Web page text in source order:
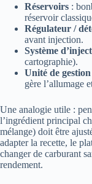
Réservoirs :
réservoir
Régulateur /
avant injection.
Système
cartographie).
Unité de
gère l’allumage
Une analogie utile :
l’ingrédient principal
mélange) doit être
adapter la recette, le
changer de carburant
rendement.